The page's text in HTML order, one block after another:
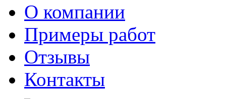
О компании
Примеры работ
Отзывы
Контакты